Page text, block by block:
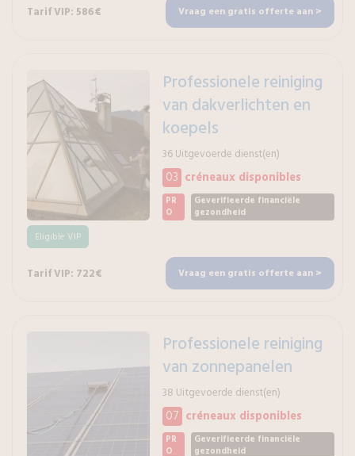
Tarif VIP: 586€ Vraag een gratis offerte aan >
Professionele reiniging
van dakverlichten en
koepels
36 Uitgevoerde dienst(en)
03 créneaux disponibles
PR
O
Geverifieerde financiële
gezondheid
Eligible VIP
Tarif VIP: 722€ Vraag een gratis offerte aan >
Professionele reiniging
van zonnepanelen
38 Uitgevoerde dienst(en)
07 créneaux disponibles
PR
O
Geverifieerde financiële
gezondheid